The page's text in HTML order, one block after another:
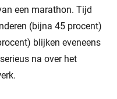
een marathon. Tijd
(bijna 45 procent)
blijken eveneens
na over het